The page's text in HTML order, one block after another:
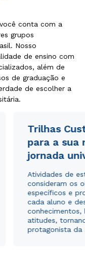
conta com a
grupos
Nosso
de ensino com
além de
de graduação e
de escolher a
Trilhas
para a sua
jornada
Atividades de
consideram os
específicos e
cada aluno e
conhecimentos,
atitudes,
protagonista da